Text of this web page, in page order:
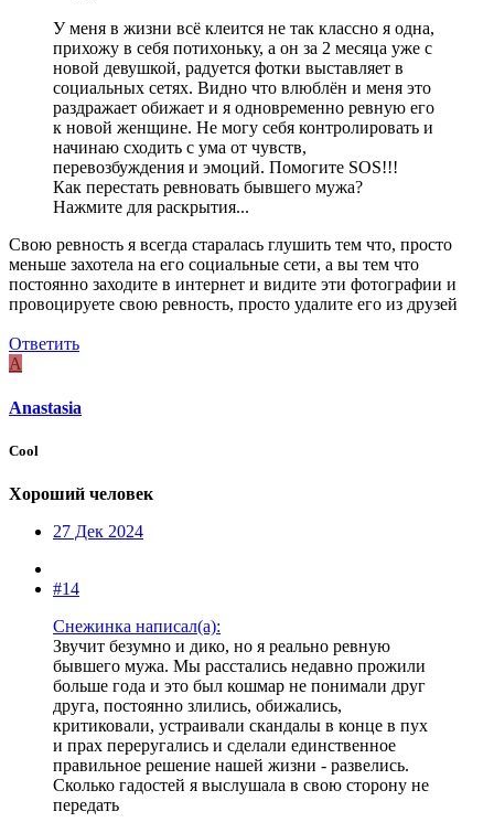
У меня в жизни всё клеится не так классно я одна,
прихожу в себя потихоньку, а он за 2 месяца уже с
новой девушкой, радуется фотки выставляет в
социальных сетях. Видно что влюблён и меня это
раздражает обижает и я одновременно ревную его
к новой женщине. Не могу себя контролировать и
начинаю сходить с ума от чувств,
перевозбуждения и эмоций. Помогите SOS!!!
Как перестать ревновать бывшего мужа?
Нажмите для раскрытия...
Свою ревность я всегда старалась глушить тем что, просто
меньше захотела на его социальные сети, а вы тем что
постоянно заходите в интернет и видите эти фотографии и
провоцируете свою ревность, просто удалите его из друзей
Ответить
A
Anastasia
Cool
Хороший человек
27 Дек 2024
#14
Снежинка написал(а):
Звучит безумно и дико, но я реально ревную
бывшего мужа. Мы расстались недавно прожили
больше года и это был кошмар не понимали друг
друга, постоянно злились, обижались,
критиковали, устраивали скандалы в конце в пух
и прах переругались и сделали единственное
правильное решение нашей жизни - развелись.
Сколько гадостей я выслушала в свою сторону не
передать